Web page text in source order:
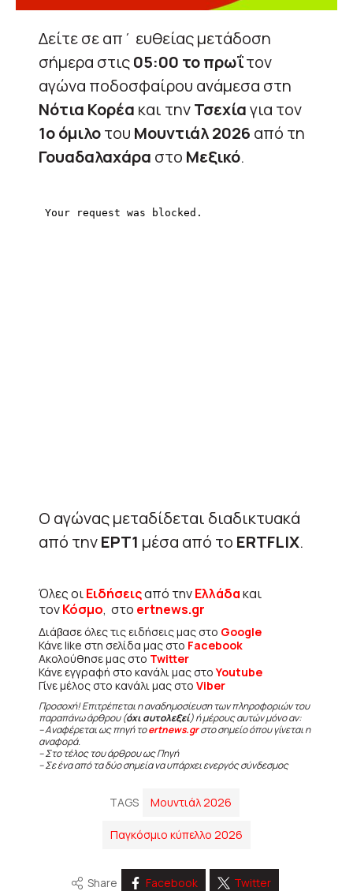
Δείτε σε απ΄ ευθείας μετάδοση
σήμερα στις05:00 το πρωΐτον
αγώνα ποδοσφαίρου ανάμεσα στη
Νότια Κορέα και τηνΤσεχίαγια τον
1ο όμιλοτου Μουντιάλ 2026 από τη
Γουαδαλαχάρα στο Μεξικό.
Ο αγώνας μεταδίδεται διαδικτυακά
από τηνΕΡΤ1 μέσα από το ERTFLIX.
Όλες οιΕιδήσειςαπό τηνΕλλάδακαι
τονΚόσμο, στο ertnews.gr
Διάβασε όλες τις ειδήσεις μας στο Google
Κάνε like στη σελίδα μας στο Facebook
Ακολούθησε μας στο Twitter
Κάνε εγγραφή στο κανάλι μας στοYoutube
Γίνε μέλος στο κανάλι μας στο Viber
Προσοχή! Επιτρέπεται η αναδημοσίευση των πληροφοριών του
παραπάνω άρθρου (όχι αυτολεξεί) ή μέρους αυτών μόνο αν:
– Αναφέρεται ως πηγή τοertnews.grστο σημείο όπου γίνεται η
αναφορά.
– Στο τέλος του άρθρου ως Πηγή
– Σε ένα από τα δύο σημεία να υπάρχει ενεργός σύνδεσμος
TAGS Μουντιάλ 2026
Παγκόσμιο κύπελλο 2026
Share Facebook Twitter